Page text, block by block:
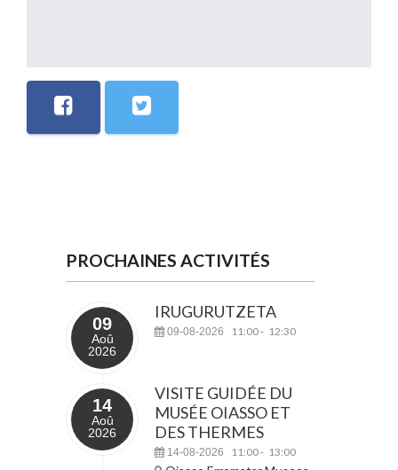
PROCHAINES ACTIVITÉS
09
Aoû
2026
IRUGURUTZETA
09-08-2026 11:00- 12:30
14
Aoû
2026
VISITE GUIDÉE DU
MUSÉE OIASSO ET
DES THERMES
14-08-2026 11:00- 13:00